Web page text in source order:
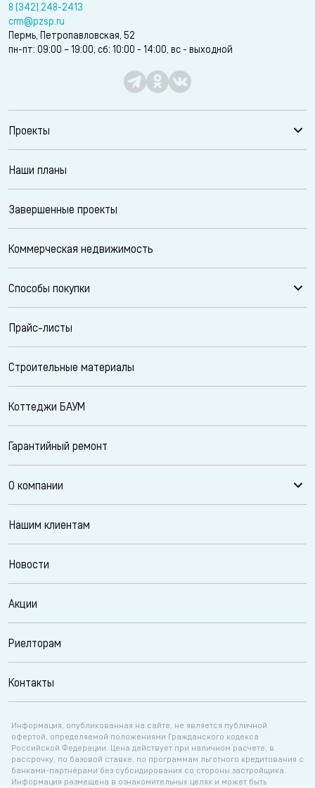
8 (342) 248-2413
crm@pzsp.ru
Пермь, Петропавловская, 52
пн-пт: 09:00 – 19:00, сб: 10:00 - 14:00, вс - выходной
Проекты
Наши планы
Завершенные проекты
Коммерческая недвижимость
Способы покупки
Прайс-листы
Строительные материалы
Коттеджи БАУМ
Гарантийный ремонт
О компании
Нашим клиентам
Новости
Акции
Риелторам
Контакты
Информация, опубликованная на сайте, не является публичной
офертой, определяемой положениями Гражданского кодекса
Российской Федерации. Цена действует при наличном расчете, в
рассрочку, по базовой ставке, по программам льготного кредитования с
банками-партнёрами без субсидирования со стороны застройщика.
Информация размещена в ознакомительных целях и может быть